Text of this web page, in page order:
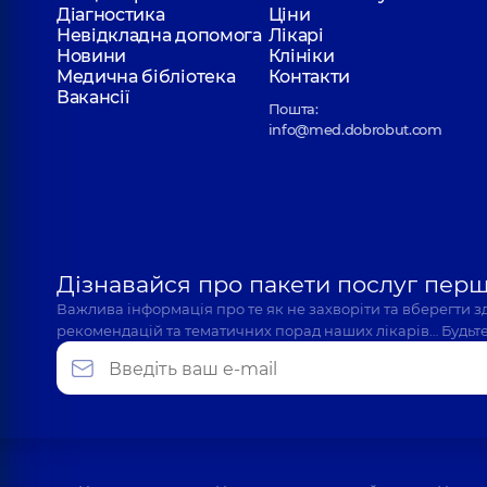
Діагностика
Ціни
Невідкладна допомога Лікарі
Новини
Клініки
Медична бібліотека
Контакти
Вакансії
Пошта:
info@med.dobrobut.com
Дізнавайся про пакети послуг
Важлива інформація про те як не захворіти та
рекомендацій та тематичних порад наших лікарів…